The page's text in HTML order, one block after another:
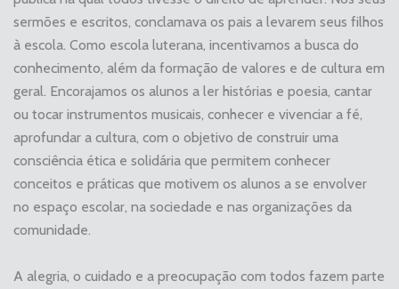
sermões e escritos, conclamava os pais a levarem seus filhos
à escola. Como escola luterana, incentivamos a busca do
conhecimento, além da formação de valores e de cultura em
geral. Encorajamos os alunos a ler histórias e poesia, cantar
ou tocar instrumentos musicais, conhecer e vivenciar a fé,
aprofundar a cultura, com o objetivo de construir uma
consciência ética e solidária que permitem conhecer
conceitos e práticas que motivem os alunos a se envolver
no espaço escolar, na sociedade e nas organizações da
comunidade.
A alegria, o cuidado e a preocupação com todos fazem parte